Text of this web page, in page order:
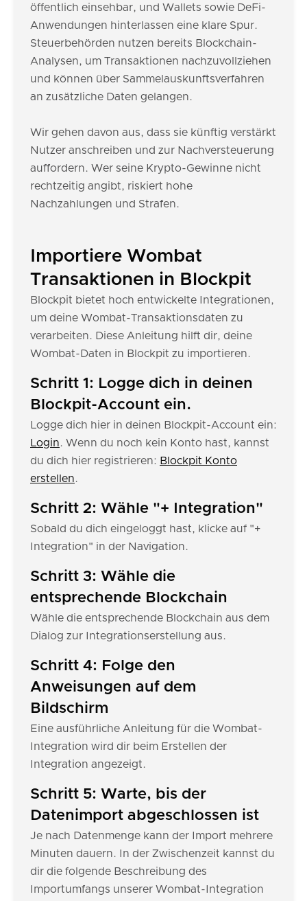
öffentlich einsehbar, und Wallets sowie DeFi-
Anwendungen hinterlassen eine klare Spur.
Steuerbehörden nutzen bereits Blockchain-
Analysen, um Transaktionen nachzuvollziehen
und können über Sammelauskunftsverfahren
an zusätzliche Daten gelangen.
Wir gehen davon aus, dass sie künftig verstärkt
Nutzer anschreiben und zur Nachversteuerung
auffordern. Wer seine Krypto-Gewinne nicht
rechtzeitig angibt, riskiert hohe
Nachzahlungen und Strafen.
Importiere Wombat
Transaktionen in Blockpit
Blockpit bietet hoch entwickelte Integrationen,
um deine Wombat-Transaktionsdaten zu
verarbeiten. Diese Anleitung hilft dir, deine
Wombat-Daten in Blockpit zu importieren.
Schritt 1: Logge dich in deinen
Blockpit-Account ein.
Logge dich hier in deinen Blockpit-Account ein:
Login. Wenn du noch kein Konto hast, kannst
du dich hier registrieren: Blockpit Konto
erstellen.
Schritt 2: Wähle "+ Integration"
Sobald du dich eingeloggt hast, klicke auf "+
Integration" in der Navigation.
Schritt 3: Wähle die
entsprechende Blockchain
Wähle die entsprechende Blockchain aus dem
Dialog zur Integrationserstellung aus.
Schritt 4: Folge den
Anweisungen auf dem
Bildschirm
Eine ausführliche Anleitung für die Wombat-
Integration wird dir beim Erstellen der
Integration angezeigt.
Schritt 5: Warte, bis der
Datenimport abgeschlossen ist
Je nach Datenmenge kann der Import mehrere
Minuten dauern. In der Zwischenzeit kannst du
dir die folgende Beschreibung des
Importumfangs unserer Wombat-Integration